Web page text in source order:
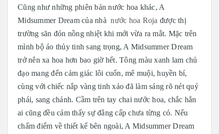
Cũng như những phiên bản nước hoa khác, A
Midsummer Dream của nhànước hoa Roja được thị
trường săn đón nồng nhiệt khi mới vừa ra mắt. Mặc trên
mình bộ áo thủy tinh sang trọng, A Midsummer Dream
trở nên xa hoa hơn bao giờ hết. Tông màu xanh lam chủ
đạo mang đến cảm giác lôi cuốn, mê muội, huyền bí,
cùng với chiếc nắp vàng tinh xảo đã làm sáng rõ nét quý
phái, sang chảnh. Cầm trên tay chai nước hoa, chắc hẳn
ai cũng đều cảm thấy sự đẳng cấp chưa từng có. Nếu
chấm điểm về thiết kế bên ngoài, A Midsummer Dream